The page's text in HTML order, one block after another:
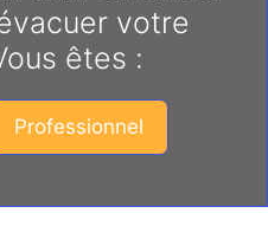
votre
êtes :
Professionnel